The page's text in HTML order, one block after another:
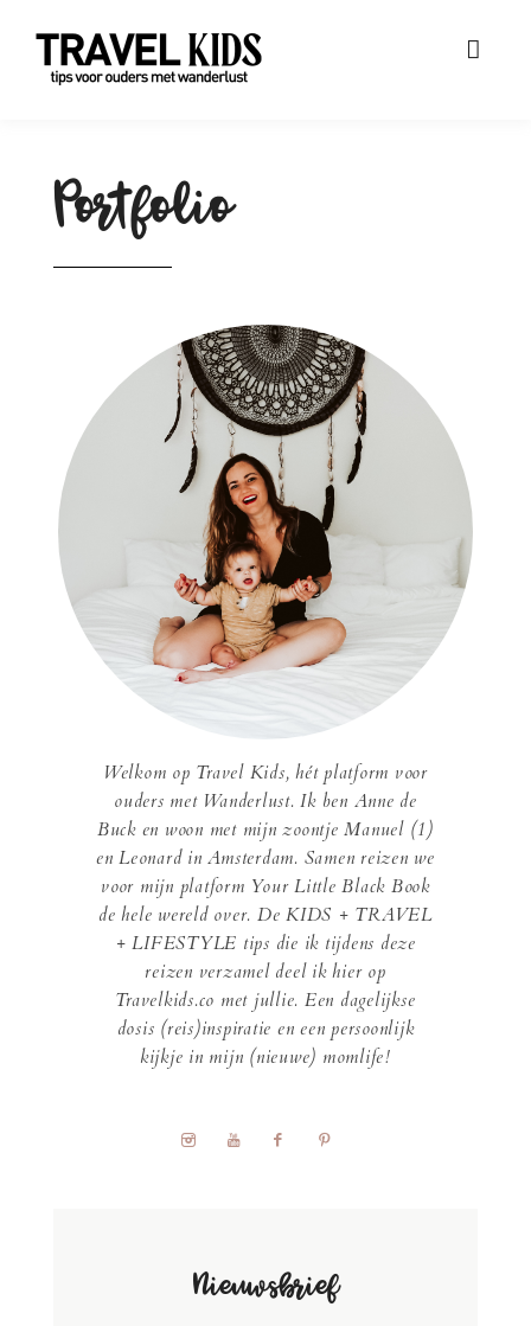
Portfolio
Welkom op Travel Kids, hét platform voor
ouders met Wanderlust. Ik ben Anne de
Buck en woon met mijn zoontje Manuel (1)
en Leonard in Amsterdam. Samen reizen we
voor mijn platform Your Little Black Book
de hele wereld over. De KIDS + TRAVEL
+ LIFESTYLE tips die ik tijdens deze
reizen verzamel deel ik hier op
Travelkids.co met jullie. Een dagelijkse
dosis (reis)inspiratie en een persoonlijk
kijkje in mijn (nieuwe) momlife!
Nieuwsbrief